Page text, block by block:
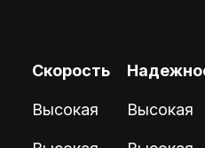
Скорость
Высокая Высокая